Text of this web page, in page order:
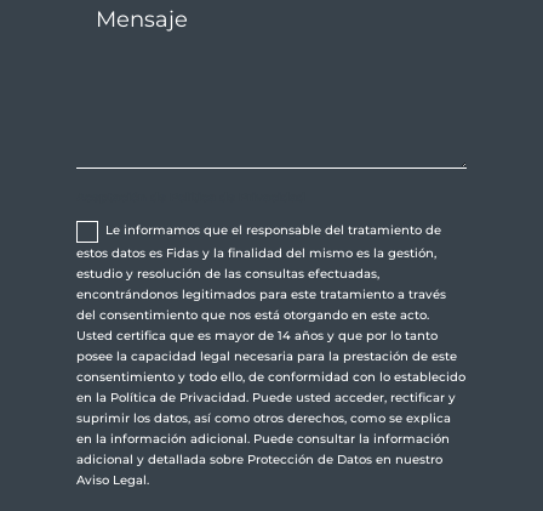
Le informamos que el responsable del tratamiento de
estos datos es Fidas y la finalidad del mismo es la gestión,
estudio y resolución de las consultas efectuadas,
encontrándonos legitimados para este tratamiento a través
del consentimiento que nos está otorgando en este acto.
Usted certifica que es mayor de 14 años y que por lo tanto
posee la capacidad legal necesaria para la prestación de este
consentimiento y todo ello, de conformidad con lo establecido
en la Política de Privacidad. Puede usted acceder, rectificar y
suprimir los datos, así como otros derechos, como se explica
en la información adicional. Puede consultar la información
adicional y detallada sobre Protección de Datos en nuestro
Aviso Legal.